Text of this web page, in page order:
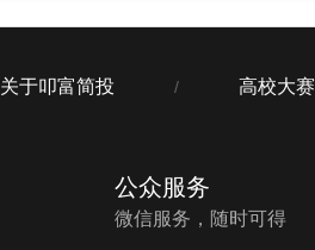
关于叩富简投 / 高校大赛
公众服务
微信服务，随时可得